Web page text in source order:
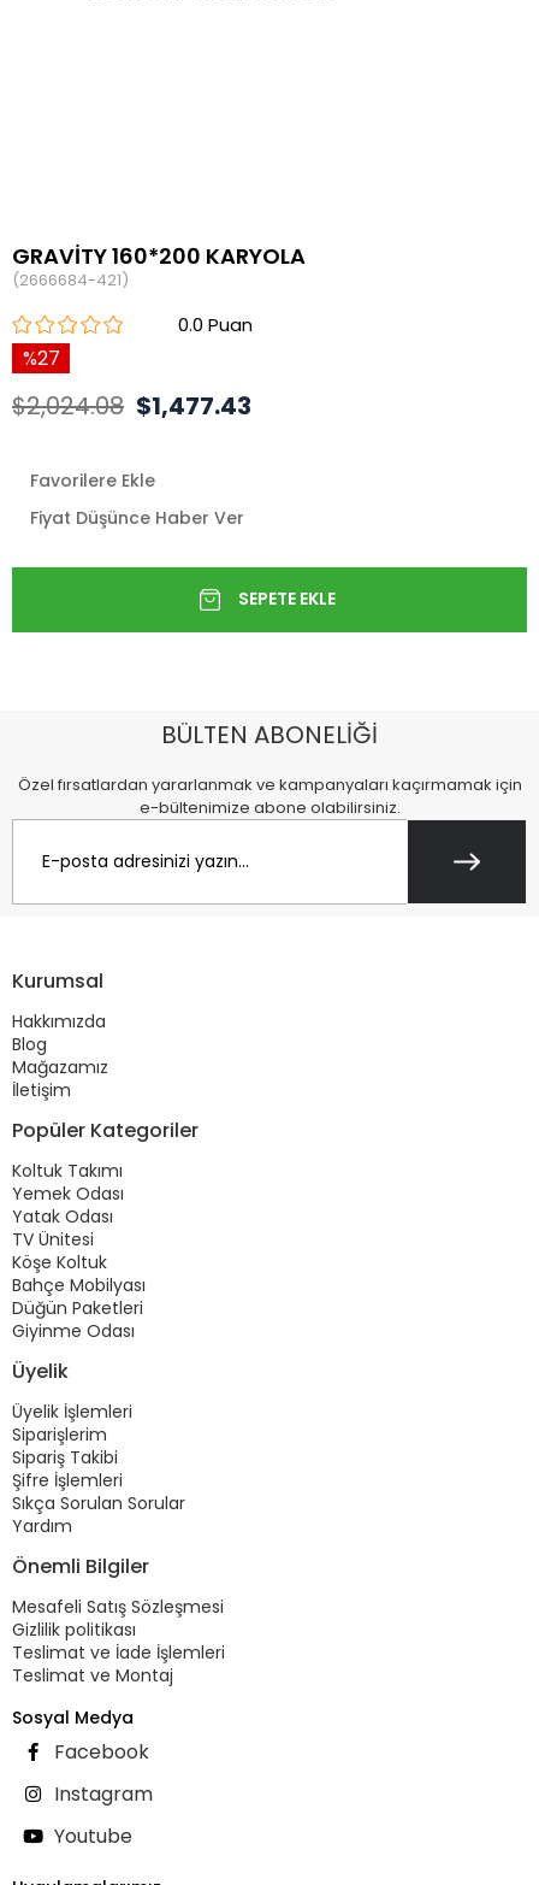
GRAVİTY 160*200 KARYOLA
(2666684-421)
0.0
27
$2,024.08 $1,477.43
Favorilere Ekle
Fiyat Düşünce Haber Ver
BÜLTEN ABONELİĞİ
Özel fırsatlardan yararlanmak ve kampanyaları kaçırmamak için
e-bültenimize abone olabilirsiniz.
Kurumsal
Hakkımızda
Blog
Mağazamız
İletişim
Popüler Kategoriler
Koltuk Takımı
Yemek Odası
Yatak Odası
TV Ünitesi
Köşe Koltuk
Bahçe Mobilyası
Düğün Paketleri
Giyinme Odası
Üyelik
Üyelik İşlemleri
Siparişlerim
Sipariş Takibi
Şifre İşlemleri
Sıkça Sorulan Sorular
Yardım
Önemli Bilgiler
Mesafeli Satış Sözleşmesi
Gizlilik politikası
Teslimat ve İade İşlemleri
Teslimat ve Montaj
Sosyal Medya
Facebook
Instagram
Youtube